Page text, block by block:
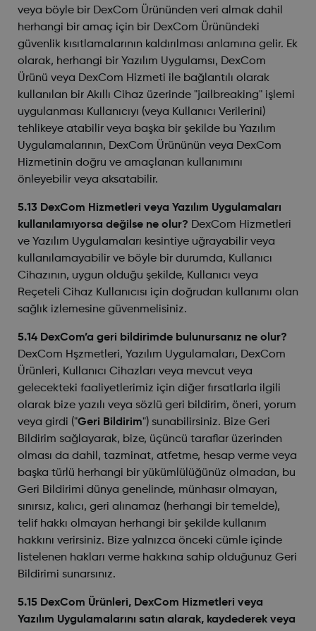
veya böyle bir DexCom Ürününden veri almak dahil
herhangi bir amaç için bir DexCom Ürünündeki
güvenlik kısıtlamalarının kaldırılması anlamına gelir. Ek
olarak, herhangi bir Yazılım Uygulamsı, DexCom
Ürünü veya DexCom Hizmeti ile bağlantılı olarak
kullanılan bir Akıllı Cihaz üzerinde "jailbreaking" işlemi
uygulanması Kullanıcıyı (veya Kullanıcı Verilerini)
tehlikeye atabilir veya başka bir şekilde bu Yazılım
Uygulamalarının, DexCom Ürününün veya DexCom
Hizmetinin doğru ve amaçlanan kullanımını
önleyebilir veya aksatabilir.
5.13 DexCom Hizmetleri veya Yazılım Uygulamaları
kullanılamıyorsa değilse ne olur? DexCom Hizmetleri
ve Yazılım Uygulamaları kesintiye uğrayabilir veya
kullanılamayabilir ve böyle bir durumda, Kullanıcı
Cihazının, uygun olduğu şekilde, Kullanıcı veya
Reçeteli Cihaz Kullanıcısı için doğrudan kullanımı olan
sağlık izlemesine güvenmelisiniz.
5.14 DexCom’a geri bildirimde bulunursanız ne olur?
DexCom Hşzmetleri, Yazılım Uygulamaları, DexCom
Ürünleri, Kullanıcı Cihazları veya mevcut veya
gelecekteki faaliyetlerimiz için diğer fırsatlarla ilgili
olarak bize yazılı veya sözlü geri bildirim, öneri, yorum
veya girdi ("Geri Bildirim") sunabilirsiniz. Bize Geri
Bildirim sağlayarak, bize, üçüncü taraflar üzerinden
olması da dahil, tazminat, atfetme, hesap verme veya
başka türlü herhangi bir yükümlülüğünüz olmadan, bu
Geri Bildirimi dünya genelinde, münhasır olmayan,
sınırsız, kalıcı, geri alınamaz (herhangi bir temelde),
telif hakkı olmayan herhangi bir şekilde kullanım
hakkını verirsiniz. Bize yalnızca önceki cümle içinde
listelenen hakları verme hakkına sahip olduğunuz Geri
Bildirimi sunarsınız.
5.15 DexCom Ürünleri, DexCom Hizmetleri veya
Yazılım Uygulamalarını satın alarak, kaydederek veya